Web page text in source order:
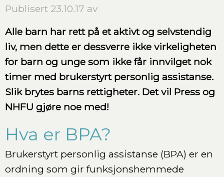
Publisert 23.10.17 av
Alle barn har rett på et aktivt og selvstendig
liv, men dette er dessverre ikke virkeligheten
for barn og unge som ikke får innvilget nok
timer med brukerstyrt personlig assistanse.
Slik brytes barns rettigheter. Det vil Press og
NHFU gjøre noe med!
Hva er BPA?
Brukerstyrt personlig assistanse (BPA) er en
ordning som gir funksjonshemmede